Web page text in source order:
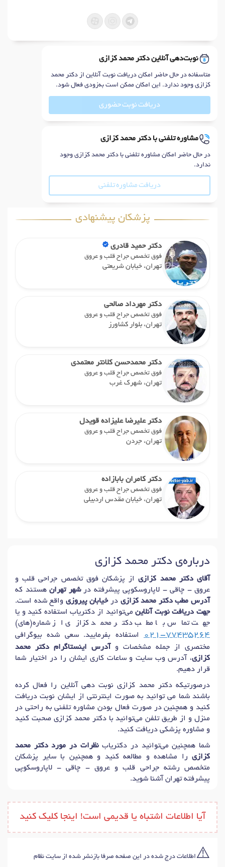
نوبت‌دهی آنلاین دکتر محمد کزازی
متاسفانه در حال حاضر امکان دریافت نوبت آنلاین از دکتر محمد
کزازی وجود ندارد. این امکان ممکن است به‌زودی فعال شود.
دریافت نوبت حضوری
مشاوره تلفنی با دکتر محمد کزازی
در حال حاضر امکان مشاوره تلفنی با دکتر محمد کزازی وجود
ندارد.
دریافت مشاوره تلفنی
پزشکان پیشنهادی
دکتر حمید قادری
فوق تخصص جراح قلب و عروق
تهران، خیابان شریعتی
دکتر مهرداد صالحی
فوق تخصص جراح قلب و عروق
تهران، بلوار کشاورز
دکتر محمدحسن کلانتر معتمدی
فوق تخصص جراح قلب و عروق
تهران، شهرک غرب
دکتر علیرضا علیزاده قویدل
فوق تخصص جراح قلب و عروق
تهران، جردن
دکتر کامران بابازاده
فوق تخصص جراح قلب و عروق
تهران، خیابان مقدس اردبیلی
درباره‌ی دکتر محمد کزازی
آقای دکتر محمد کزازیاز پزشکان فوق تخصص جراحی قلب و
عروق - چاقی - لاپاروسکوپی پیشرفته درشهر تهران هستند که
آدرس مطب دکتر محمد کزازی درخیابان پیروزی واقع شده است.
جهت دریافت نوبت آنلاینمی‌توانید از دکتریاب استفاده کنید و یا
جهت تماس با مطب دکتر محمد کزازی از شماره(های)
021-77435264 استفاده بفرمایید. سعی شده بیوگرافی
مختصری از جمله مشخصات و آدرس اینستاگرام دکتر محمد
کزازی، آدرس وب سایت و ساعات کاری ایشان را در اختیار شما
قرار دهیم.
درصورتیکه دکتر محمد کزازی نوبت دهی آنلاین را فعال کرده
باشند شما می توانید به صورت اینترنتی از ایشان نوبت دریافت
کنید و همچنین در صورت فعال بودن مشاوره تلفنی به راحتی در
منزل و از طریق تلفن می‌توانید با دکتر محمد کزازی صحبت کنید
و مشاوره پزشکی دریافت کنید.
شما همچنین می‌توانید در دکتریابنظرات در مورد دکتر محمد
کزازی را مشاهده و مطالعه کنید و همچنین با سایر پزشکان
متخصص رشته جراحی قلب و عروق - چاقی - لاپاروسکوپی
پیشرفته تهران آشنا شوید.
آیا اطلاعات اشتباه یا قدیمی است! اینجا کلیک کنید
⚠️اطلاعات درج شده در این صفحه صرفا بازنشر شده از سایت نظام